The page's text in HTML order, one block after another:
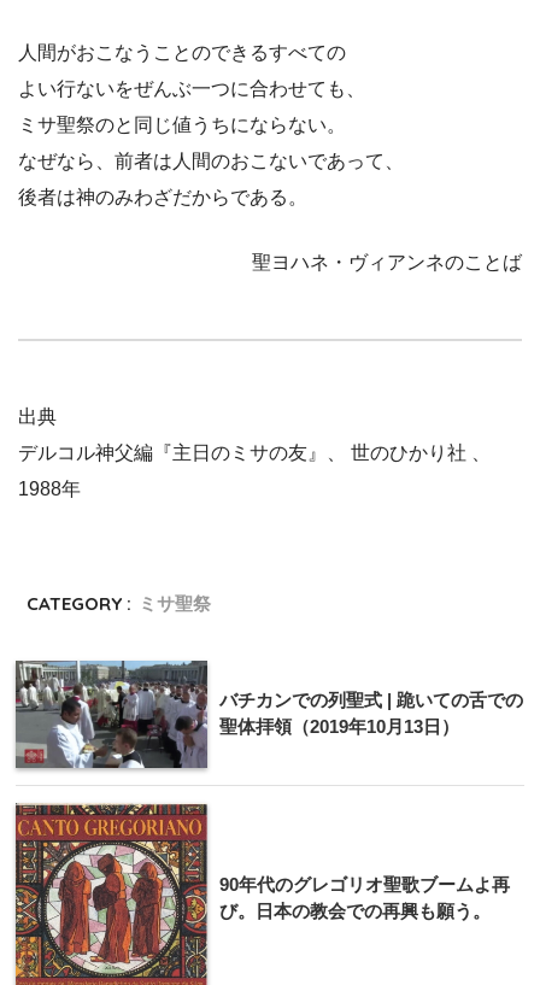
人間がおこなうことのできるすべての
よい行ないをぜんぶ一つに合わせても、
ミサ聖祭のと同じ値うちにならない。
なぜなら、前者は人間のおこないであって、
後者は神のみわざだからである。
聖ヨハネ・ヴィアンネのことば
出典
デルコル神父編『主日のミサの友』、 世のひかり社 、
1988年
CATEGORY : ミサ聖祭
バチカンでの列聖式 | 跪いての舌での
聖体拝領（2019年10月13日）
90年代のグレゴリオ聖歌ブームよ再
び。日本の教会での再興も願う。